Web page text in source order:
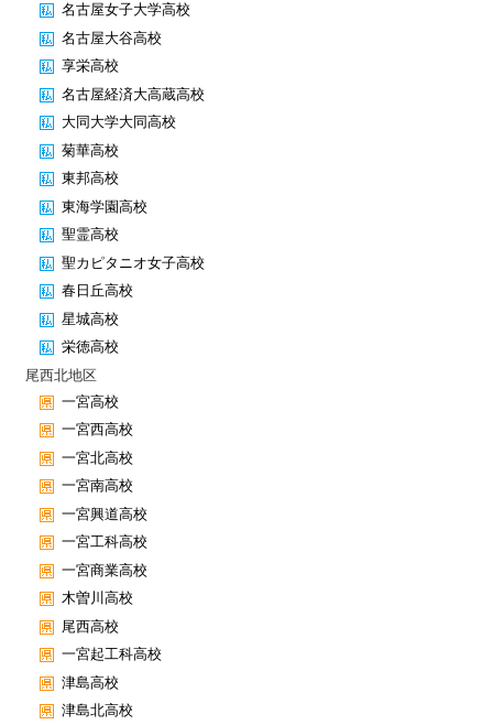
名古屋女子大学高校
名古屋大谷高校
享栄高校
名古屋経済大高蔵高校
大同大学大同高校
菊華高校
東邦高校
東海学園高校
聖霊高校
聖カピタニオ女子高校
春日丘高校
星城高校
栄徳高校
尾西北地区
一宮高校
一宮西高校
一宮北高校
一宮南高校
一宮興道高校
一宮工科高校
一宮商業高校
木曽川高校
尾西高校
一宮起工科高校
津島高校
津島北高校